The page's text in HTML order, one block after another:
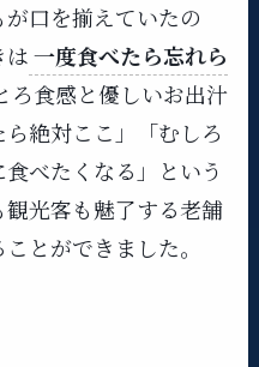
口を揃えていたの
は 一度食べたら忘れら
ろ食感と優しいお出汁
絶対ここ」「むしろ
べたくなる」という
光客も魅了する老舗
とができました。